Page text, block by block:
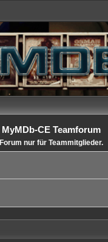
MyMDb-CE Teamforum
Forum nur für Teammitglieder.